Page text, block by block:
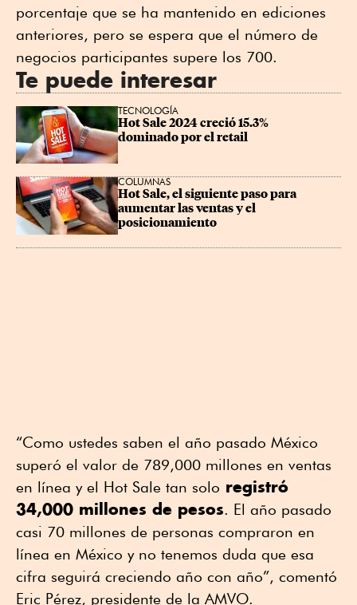
porcentaje que se ha mantenido en ediciones
anteriores, pero se espera que el número de
negocios participantes supere los 700.
Te puede interesar
TECNOLOGÍA
Hot Sale 2024 creció 15.3%
dominado por el retail
COLUMNAS
Hot Sale, el siguiente paso para
aumentar las ventas y el
posicionamiento
“Como ustedes saben el año pasado México
superó el valor de 789,000 millones en ventas
en línea y el Hot Sale tan solo registró
34,000 millones de pesos. El año pasado
casi 70 millones de personas compraron en
línea en México y no tenemos duda que esa
cifra seguirá creciendo año con año”, comentó
Eric Pérez, presidente de la AMVO.